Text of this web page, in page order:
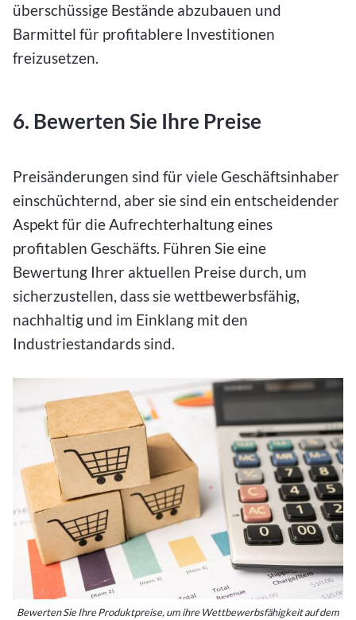
überschüssige Bestände abzubauen und
Barmittel für profitablere Investitionen
freizusetzen.
6. Bewerten Sie Ihre Preise
Preisänderungen sind für viele Geschäftsinhaber
einschüchternd, aber sie sind ein entscheidender
Aspekt für die Aufrechterhaltung eines
profitablen Geschäfts. Führen Sie eine
Bewertung Ihrer aktuellen Preise durch, um
sicherzustellen, dass sie wettbewerbsfähig,
nachhaltig und im Einklang mit den
Industriestandards sind.
Bewerten Sie Ihre Produktpreise, um ihre Wettbewerbsfähigkeit auf dem